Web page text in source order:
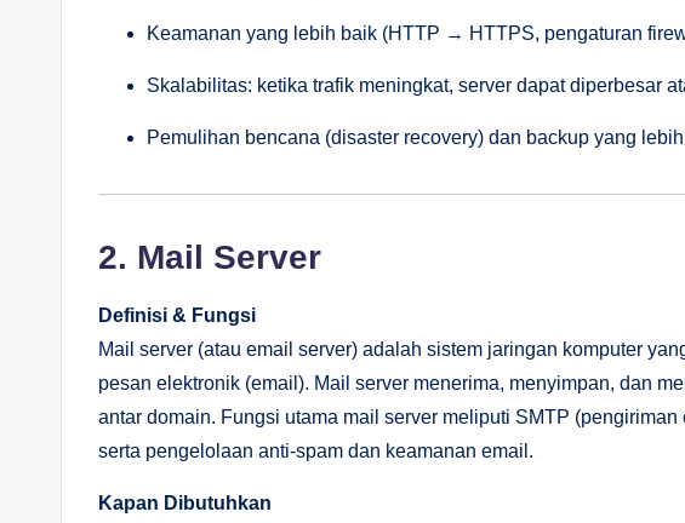
Keamanan yang lebih baik (HTTP → HTTPS, pengaturan
Skalabilitas: ketika trafik meningkat, server dapat diperbesar
Pemulihan bencana (disaster recovery) dan backup yang
2. Mail Server
Definisi & Fungsi
Mail server (atau email server) adalah sistem jaringan komputer
pesan elektronik (email). Mail server menerima, menyimpan, dan
antar domain. Fungsi utama mail server meliputi SMTP
serta pengelolaan anti-spam dan keamanan email.
Kapan Dibutuhkan